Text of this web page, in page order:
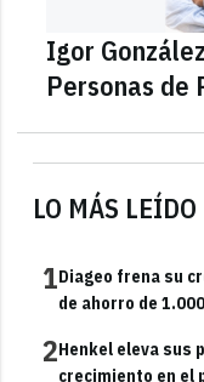
LO MÁS
1Diageo frena su
de ahorro de
2Henkel eleva sus
crecimiento en el
Igor
Personas de